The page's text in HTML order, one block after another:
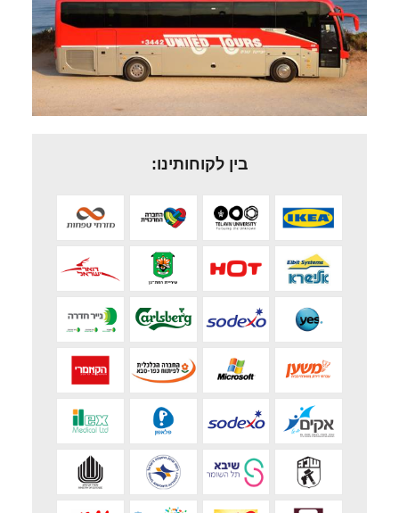
בין לקוחותינו: